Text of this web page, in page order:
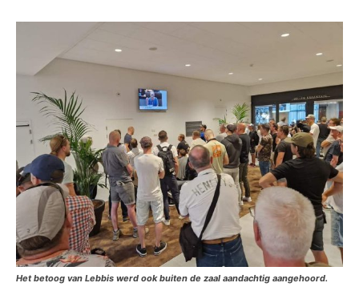
Het betoog van Lebbis werd ook buiten de zaal aandachtig aangehoord.